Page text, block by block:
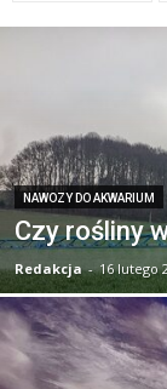
NAWOZY DO AKWARIUM
Czy rośliny
Redakcja - 16 lutego